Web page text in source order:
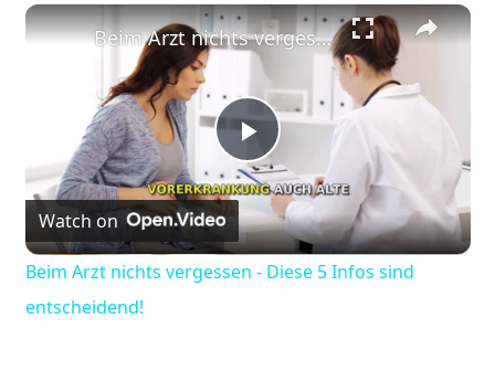
×
Play
Video
Beim Arzt nichts vergessen - Diese 5 Infos sind entscheidend!
Watch on
Beim Arzt nichts vergessen - Diese 5 Infos sind
entscheidend!